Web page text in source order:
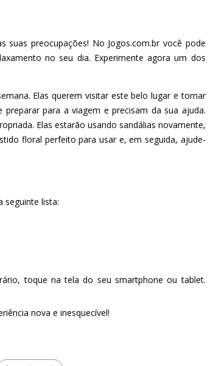
preocupações! No Jogos.com.br você pode
no seu dia. Experimente agora um dos
Elas querem visitar este belo lugar e tomar
para a viagem e precisam da sua ajuda.
Elas estarão usando sandálias novamente,
floral perfeito para usar e, em seguida, ajude-
seguinte lista:
toque na tela do seu smartphone ou tablet.
nova e inesquecível!